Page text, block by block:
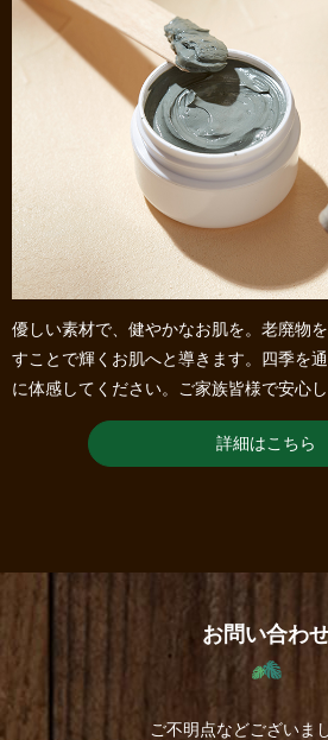
優しい素材で、健やかなお肌を。老廃物
すことで輝くお肌へと導きます。四季を
に体感してください。ご家族皆様で安心
詳細はこちら
お問い合わ
ご不明点などございま